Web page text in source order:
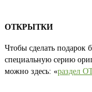
ОТКРЫТКИ
Чтобы сделать подарок
специальную серию
можно здесь: «раздел